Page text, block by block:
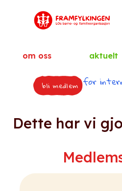
om oss aktuelt
bli medlem for
Dette har vi